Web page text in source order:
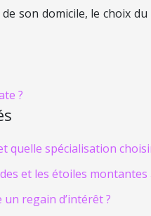
de son domicile, le choix
?
quelle spécialisation
et les étoiles
regain d’intérêt ?